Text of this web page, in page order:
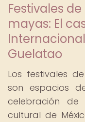
Festivales
mayas: El
Guelatao
Los festivales
son espacios
celebración
cultural de